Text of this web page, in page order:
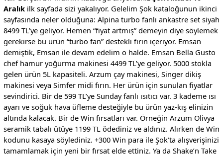
Aralıkilk sayfada sizi yakalıyor. Gelelim Şok kataloğunun ikinci
sayfasında neler olduğuna: Alpina turbo fanlı ankastre set siyah
8499 TL’ye geliyor. Hemen “fiyat artmış” demeyin diye söylemek
gerekirse bu ürün “turbo fan” destekli fırın içeriyor. Emsan
demiştik, Emsan ile devam edelim o halde. Emsan Bella Gusto
chef hamur yoğurma makinesi 4499 TL’ye geliyor. 5000 stokla
gelen ürün 5L kapasiteli. Arzum çay makinesi, Singer dikiş
makinesi veya Simfer midi fırın. Her ürün için sunulan fiyatlar
sevindirici. Bir de 599 TL’ye Sunday fanlı ısıtıcı var. 3 kademe ısı
ayarı ve soğuk hava üfleme desteğiyle bu ürün yaz-kış elinizin
altında kalacak. Bir de Win fırsatları var. Örneğin Arzum Olivya
seramik tabalı ütüye 1199 TL ödediniz ve aldınız. Alırken de Win
kodunu kasaya söylediniz. +300 Win para ile Şok’ta alışverişinizi
tamamlamak için yeni bir fırsat elde ettiniz. Ya da Shake’n Take